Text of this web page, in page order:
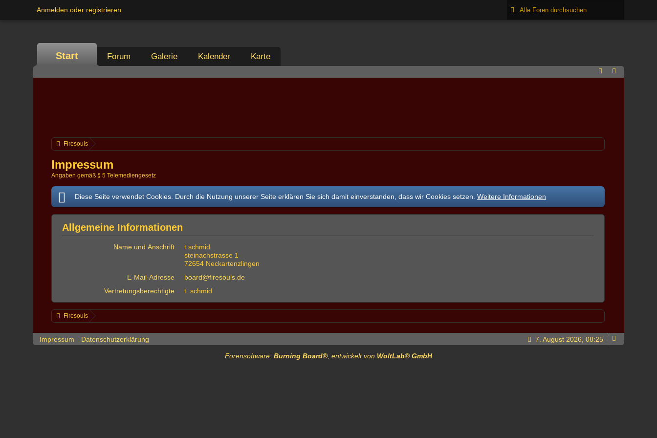
Anmelden oder registrieren
Start Forum Galerie Kalender Karte
Firesouls
Impressum
Angaben gemäß § 5 Telemediengesetz
Diese Seite verwendet Cookies. Durch die Nutzung unserer Seite erklären Sie sich damit einverstanden, dass wir Cookies setzen.Weitere Informationen
Allgemeine Informationen
Name und Anschrift
t.schmid
steinachstrasse 1
72654 Neckartenzlingen
E-Mail-Adresse
board@firesouls.de
Vertretungsberechtigte
t. schmid
Firesouls
Impressum Datenschutzerklärung 7. August 2026, 08:25
Forensoftware: Burning Board®, entwickelt von WoltLab® GmbH